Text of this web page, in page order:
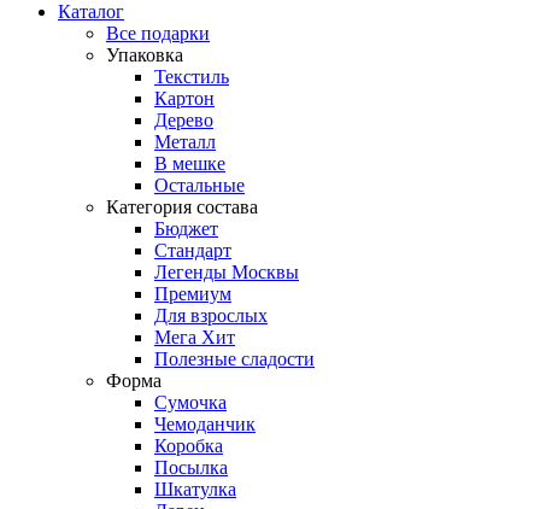
Каталог
Все подарки
Упаковка
Текстиль
Картон
Дерево
Металл
В мешке
Остальные
Категория состава
Бюджет
Стандарт
Легенды Москвы
Премиум
Для взрослых
Мега Хит
Полезные сладости
Форма
Сумочка
Чемоданчик
Коробка
Посылка
Шкатулка